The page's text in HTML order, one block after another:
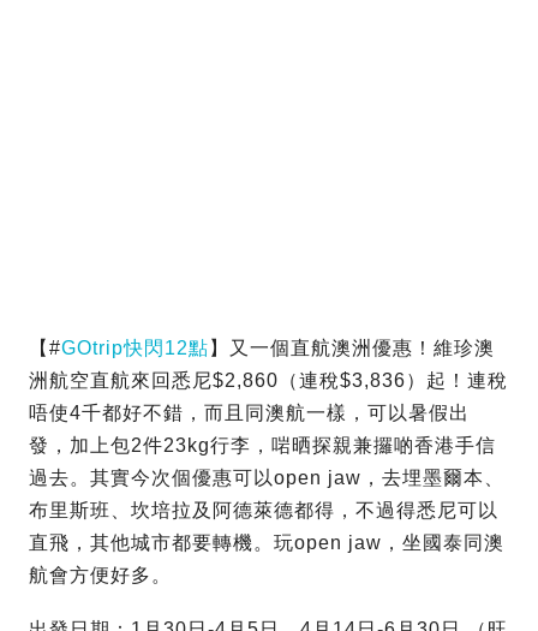
【#GOtrip快閃12點 】又一個直航澳洲優惠！維珍澳
洲航空直航來回悉尼$2,860（連稅$3,836）起！連稅
唔使4千都好不錯，而且同澳航一樣，可以暑假出
發，加上包2件23kg行李，啱晒探親兼攞啲香港手信
過去。其實今次個優惠可以open jaw，去埋墨爾本、
布里斯班、坎培拉及阿德萊德都得，不過得悉尼可以
直飛，其他城市都要轉機。玩open jaw，坐國泰同澳
航會方便好多。